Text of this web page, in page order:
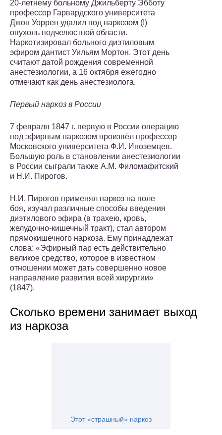
20-летнему больному Джильберту Эбботу
профессор Гарвардского университета
Джон Уоррен удалил под наркозом (!)
опухоль подчелюстной области.
Наркотизировал больного диэтиловым
эфиром дантист Уильям Мортон. Этот день
считают датой рождения современной
анестезиологии, а 16 октября ежегодно
отмечают как день анестезиолога.
Первый наркоз в России
7 февраля 1847 г. первую в России операцию
под эфирным наркозом произвёл профессор
Московского университета Ф.И. Иноземцев.
Большую роль в становлении анестезиологии
в России сыграли также А.М. Филомафитский
и Н.И. Пирогов.
Н.И. Пирогов применял наркоз на поле
боя, изучал различные способы введения
диэтилового эфира (в трахею, кровь,
желудочно-кишечный тракт), стал автором
прямокишечного наркоза. Ему принадлежат
слова: «Эфирный пар есть действительно
великое средство, которое в известном
отношении может дать совершенно новое
направление развития всей хирургии»
(1847).
Сколько времени занимает выход
из наркоза
Этот «страшный» наркоз